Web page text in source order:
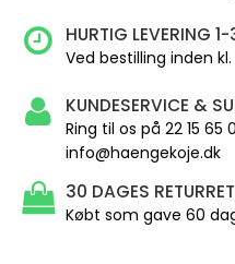
HURTIG LEVERING
Ved bestilling inden kl.
KUNDESERVICE &
Ring til os på 22 15 65
info@haengekoje.dk
30 DAGES
Købt som gave 60